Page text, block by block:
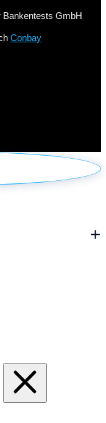
GmbH
Conbay